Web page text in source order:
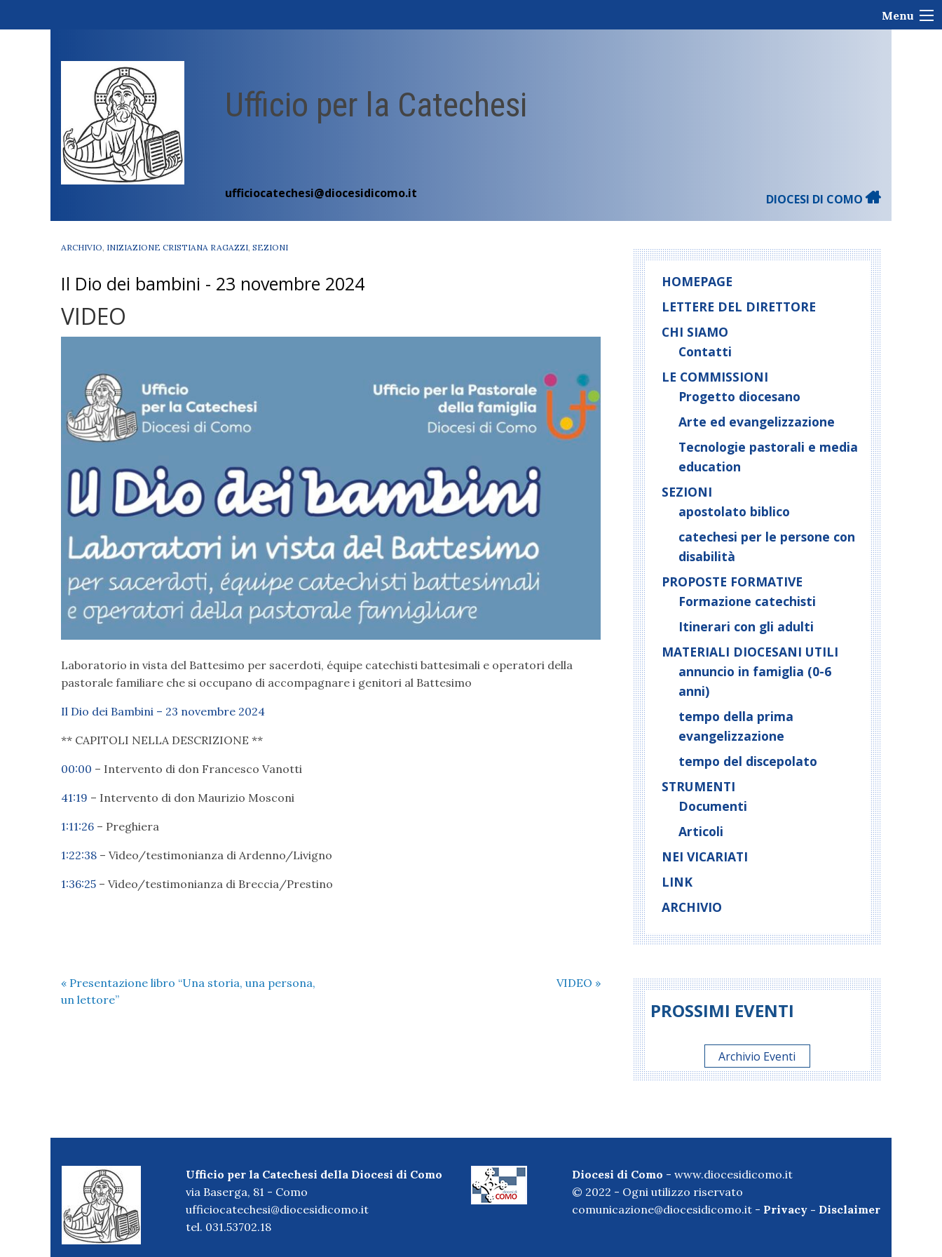
Menu
Ufficio per la Catechesi
ufficiocatechesi@diocesidicomo.it DIOCESI DI COMO
ARCHIVIO INIZIAZIONE CRISTIANA RAGAZZI SEZIONI
Il Dio dei bambini - 23 novembre 2024
VIDEO
Laboratorio in vista del Battesimo per sacerdoti, équipe catechisti battesimali e operatori della
pastorale familiare che si occupano di accompagnare i genitori al Battesimo
Il Dio dei Bambini – 23 novembre 2024
** CAPITOLI NELLA DESCRIZIONE **
00:00 – Intervento di don Francesco Vanotti
41:19 – Intervento di don Maurizio Mosconi
1:11:26 – Preghiera
1:22:38 – Video/testimonianza di Ardenno/Livigno
1:36:25 – Video/testimonianza di Breccia/Prestino
« Presentazione libro “Una storia, una persona,
un lettore”
VIDEO »
HOMEPAGE
LETTERE DEL DIRETTORE
CHI SIAMO
Contatti
LE COMMISSIONI
Progetto diocesano
Arte ed evangelizzazione
Tecnologie pastorali e media
education
SEZIONI
apostolato biblico
catechesi per le persone con
disabilità
PROPOSTE FORMATIVE
Formazione catechisti
Itinerari con gli adulti
MATERIALI DIOCESANI UTILI
annuncio in famiglia (0-6
anni)
tempo della prima
evangelizzazione
tempo del discepolato
STRUMENTI
Documenti
Articoli
NEI VICARIATI
LINK
ARCHIVIO
PROSSIMI EVENTI
Archivio Eventi
Ufficio per la Catechesi della Diocesi di Como
via Baserga, 81 - Como
ufficiocatechesi@diocesidicomo.it
tel. 031.53702.18
Diocesi di Como - www.diocesidicomo.it
© 2022 - Ogni utilizzo riservato
comunicazione@diocesidicomo.it - Privacy - Disclaimer